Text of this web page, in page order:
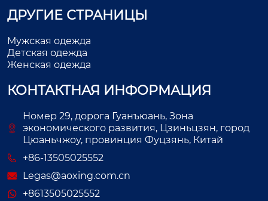
ДРУГИЕ СТРАНИЦЫ
Мужская одежда
Детская одежда
Женская одежда
КОНТАКТНАЯ ИНФОРМАЦИЯ
Номер 29, дорога Гуанъюань, Зона
экономического развития, Цзиньцзян, город
Цюаньчжоу, провинция Фуцзянь, Китай
+86-13505025552
Legas@aoxing.com.cn
+8613505025552